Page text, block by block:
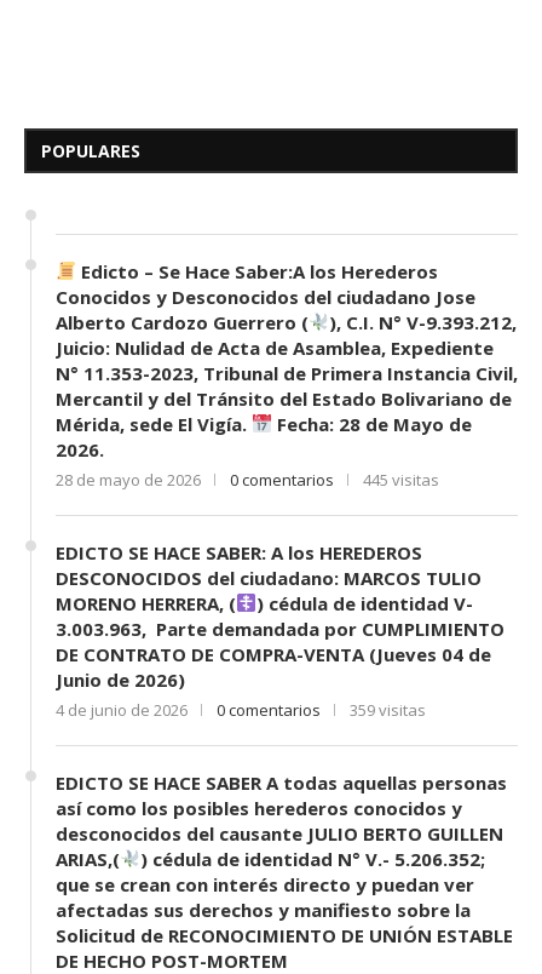
POPULARESDesconocidos del...
Edicto – Se Hace Saber:A los Herederos
Conocidos y Desconocidos del ciudadano Jose
Alberto Cardozo Guerrero (
), C.I. N° V-9.393.212,
Juicio: Nulidad de Acta de Asamblea, Expediente
N° 11.353-2023, Tribunal de Primera Instancia Civil,
Mercantil y del Tránsito del Estado Bolivariano de
Mérida, sede El Vigía.
Fecha: 28 de Mayo de
2026.
28 de mayo de 2026 0 comentarios 445 visitas
EDICTO SE HACE SABER: A los HEREDEROS
DESCONOCIDOS del ciudadano: MARCOS TULIO
MORENO HERRERA, (
) cédula de identidad V-
3.003.963, Parte demandada por CUMPLIMIENTO
DE CONTRATO DE COMPRA-VENTA (Jueves 04 de
Junio de 2026)
4 de junio de 2026 0 comentarios 359 visitas
EDICTO SE HACE SABER A todas aquellas personas
así como los posibles herederos conocidos y
desconocidos del causante JULIO BERTO GUILLEN
ARIAS,(
) cédula de identidad N° V.- 5.206.352;
que se crean con interés directo y puedan ver
afectadas sus derechos y manifiesto sobre la
Solicitud de RECONOCIMIENTO DE UNIÓN ESTABLE
DE HECHO POST-MORTEM